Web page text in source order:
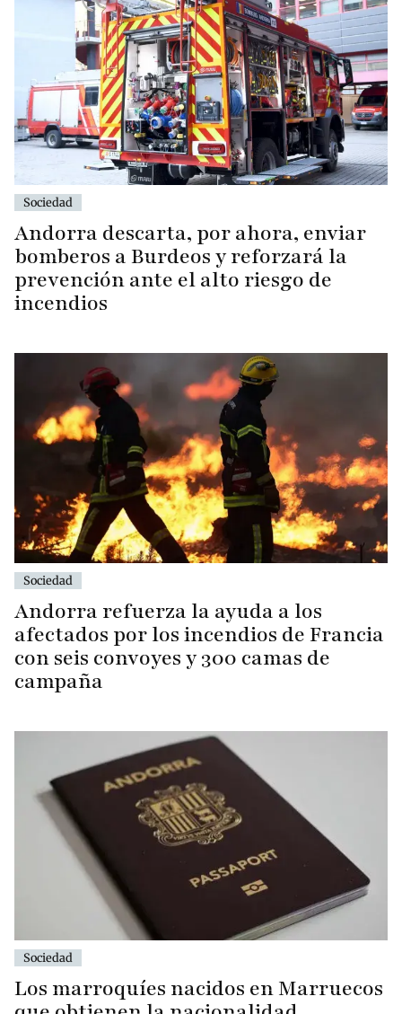
Sociedad
Andorra descarta, por ahora, enviar
bomberos a Burdeos y reforzará la
prevención ante el alto riesgo de
incendios
Sociedad
Andorra refuerza la ayuda a los
afectados por los incendios de Francia
con seis convoyes y 300 camas de
campaña
Sociedad
Los marroquíes nacidos en Marruecos